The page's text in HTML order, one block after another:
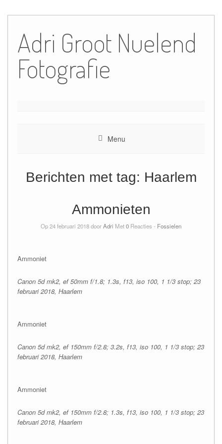
de
inhoud
Adri Groot Nuelend
Fotografie
Menu
Berichten met tag: Haarlem
Ammonieten
Op 24 februari 2018 doorAdri Met0 Reacties - Fossielen
Ammoniet
Canon 5d mk2, ef 50mm f/1.8; 1.3s, f13, iso 100, 1 1/3 stop; 23
februari 2018, Haarlem
Ammoniet
Canon 5d mk2, ef 150mm f/2.8; 3.2s, f13, iso 100, 1 1/3 stop; 23
februari 2018, Haarlem
Ammoniet
Canon 5d mk2, ef 150mm f/2.8; 1.3s, f13, iso 100, 1 1/3 stop; 23
februari 2018, Haarlem